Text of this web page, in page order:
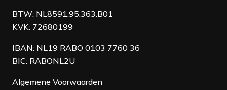
BTW: NL8591.95.363.B01
KVK: 72680199
IBAN: NL19 RABO 0103 7760 36
BIC: RABONL2U
Algemene Voorwaarden